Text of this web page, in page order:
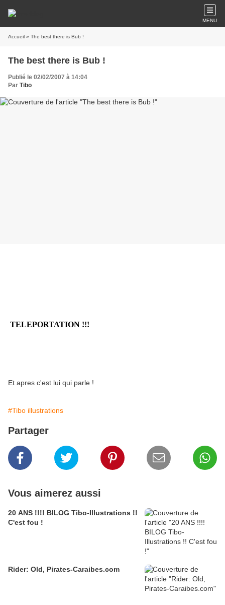
MENU
Accueil » The best there is Bub !
The best there is Bub !
Publié le 02/02/2007 à 14:04
Par Tibo
TELEPORTATION !!!
Et apres c'est lui qui parle !
#Tibo illustrations
Partager
Vous aimerez aussi
20 ANS !!!! BILOG Tibo-Illustrations !!
C'est fou !
Rider: Old, Pirates-Caraibes.com